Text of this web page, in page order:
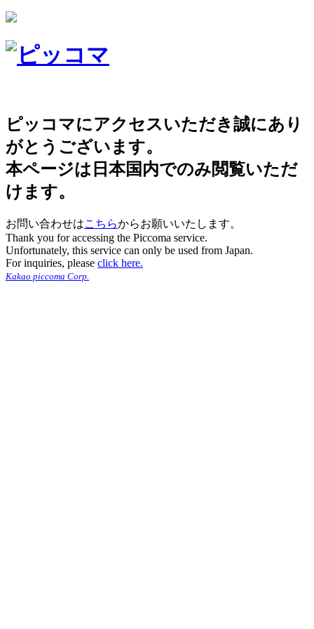
ピッコマにアクセスいただき誠にあり
がとうございます。
本ページは日本国内でのみ閲覧いただ
けます。
お問い合わせはこちらからお願いいたします。
Thank you for accessing the Piccoma service.
Unfortunately, this service can only be used from Japan.
For inquiries, please click here.
Kakao piccoma Corp.